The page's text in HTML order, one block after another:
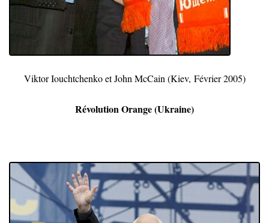
Viktor Iouchtchenko et John McCain (Kiev, Février 2005)
Révolution Orange (Ukraine)